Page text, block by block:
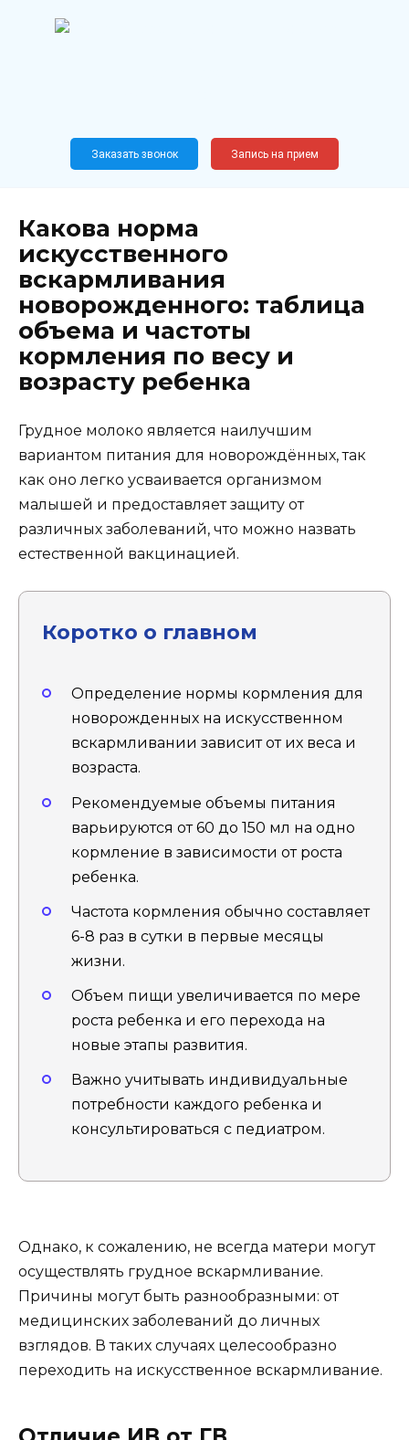
Новослободская, 62, к12
Заказать звонок Запись на прием
Какова норма
искусственного
вскармливания
новорожденного: таблица
объема и частоты
кормления по весу и
возрасту ребенка
Грудное молоко является наилучшим
вариантом питания для новорождённых, так
как оно легко усваивается организмом
малышей и предоставляет защиту от
различных заболеваний, что можно назвать
естественной вакцинацией.
Коротко о главном
Определение нормы кормления для
новорожденных на искусственном
вскармливании зависит от их веса и
возраста.
Рекомендуемые объемы питания
варьируются от 60 до 150 мл на одно
кормление в зависимости от роста
ребенка.
Частота кормления обычно составляет
6-8 раз в сутки в первые месяцы
жизни.
Объем пищи увеличивается по мере
роста ребенка и его перехода на
новые этапы развития.
Важно учитывать индивидуальные
потребности каждого ребенка и
консультироваться с педиатром.
Однако, к сожалению, не всегда матери могут
осуществлять грудное вскармливание.
Причины могут быть разнообразными: от
медицинских заболеваний до личных
взглядов. В таких случаях целесообразно
переходить на искусственное вскармливание.